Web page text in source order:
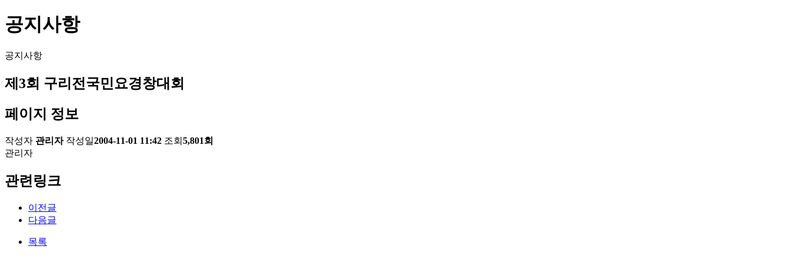
공지사항
공지사항
제3회 구리전국민요경창대회
페이지 정보
작성자 관리자 작성일2004-11-01 11:42 조회 5,801회
관리자
관련링크
이전글
다음글
목록